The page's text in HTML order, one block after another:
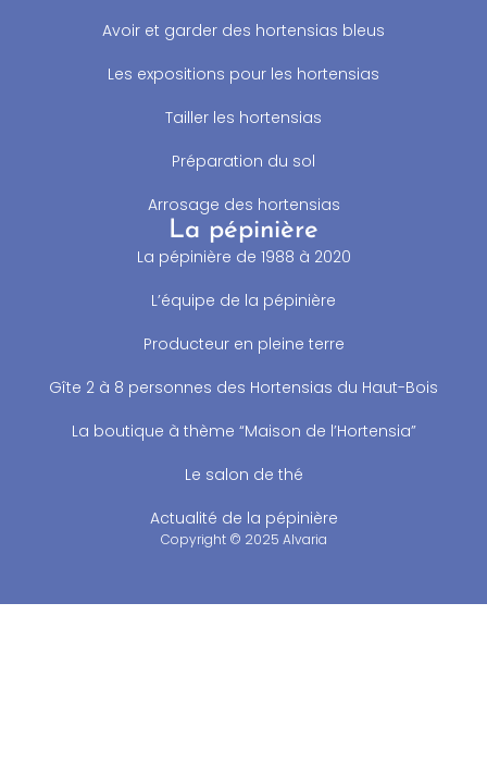
Avoir et garder des hortensias bleus
Les expositions pour les hortensias
Tailler les hortensias
Préparation du sol
Arrosage des hortensias
La pépinière
La pépinière de 1988 à 2020
L’équipe de la pépinière
Producteur en pleine terre
Gîte 2 à 8 personnes des Hortensias du Haut-Bois
La boutique à thème “Maison de l’Hortensia”
Le salon de thé
Actualité de la pépinière
Copyright © 2025 Alvaria